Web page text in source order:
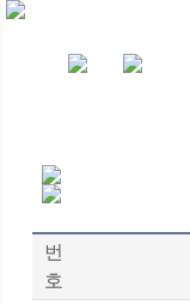
번
호